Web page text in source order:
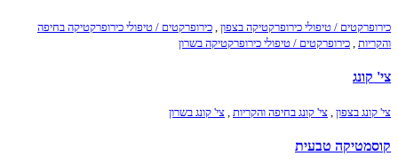
כירופרקטים / טיפולי כירופרקטיקה בצפון כירופרקטים / טיפולי כירופרקטיקה בחיפה
והקריות
כירופרקטים / טיפולי כירופרקטיקה בשרון
צי' קונג
צי' קונג בצפון , צי' קונג בחיפה והקריות , צי' קונג בשרון
קוסמטיקה טבעית